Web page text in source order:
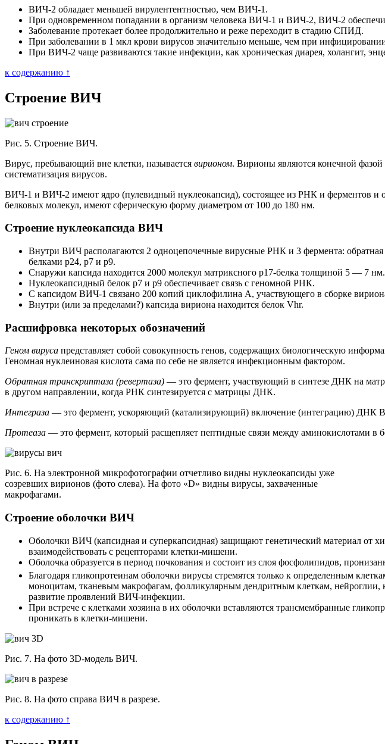
ВИЧ-2 обладает меньшей вирулентентностью, чем ВИЧ-1.
При одновременном попадании в организм человека ВИЧ-1 и ВИЧ-2, ВИЧ-2
Заболевание протекает более продолжительно и реже переходит в стадию СПИД.
При заболевании в 1 мкл крови вирусов значительно меньше, чем при
При ВИЧ-2 чаще развиваются такие инфекции, как хроническая диарея, холангит,
к содержанию ↑
Строение ВИЧ
Рис. 5. Строение ВИЧ.
Вирус, пребывающий вне клетки, называется вирионом. Вирионы являются конечной фазой
систематизация вирусов.
ВИЧ-1 и ВИЧ-2 имеют ядро (пулевидный нуклеокапсид), состоящее из РНК и ферментов и
белковых молекул, имеют сферическую форму диаметром от 100 до 180 нм.
Строение нуклеокапсида ВИЧ
Внутри ВИЧ располагаются 2 одноцепочечные вирусные РНК и 3 фермента: обратная
белками р24, р7 и р9.
Снаружи капсида находится 2000 молекул матриксного р17-белка толщиной 5 — 7
Нуклеокапсидный белок р7 и р9 обеспечивает связь с геномной РНК.
С капсидом ВИЧ-1 связано 200 копий циклофилина А, участвующего в сборке
Внутри (или за пределами?) капсида вириона находится белок Vhr.
Расшифровка некоторых обозначений
Геном вируса представляет собой совокупность генов, содержащих биологическую
Геномная нуклеиновая кислота сама по себе не является инфекционным фактором.
Обратная транскриптаза (ревертаза) — это фермент, участвующий в синтезе ДНК на
в другом направлении, когда РНК синтезируется с матрицы ДНК.
Интеграза — это фермент, ускоряющий (катализирующий) включение (интеграцию) ДНК
Протеаза — это фермент, который расщепляет пептидные связи между аминокислотами в
Рис. 6. На электронной микрофотографии отчетливо видны нуклеокапсиды уже
созревших вирионов (фото слева). На фото «D» видны вирусы, захваченные
макрофагами.
Строение оболочки ВИЧ
Оболочки ВИЧ (капсидная и суперкапсидная) защищают генетический материал от
взаимодействовать с рецепторами клетки-мишени.
Оболочка образуется в период почкования и состоит из слоя фосфолипидов,
Благодаря гликопротеинам оболочки вирусы стремятся только к определенным
моноцитам, тканевым макрофагам, фолликулярным дендритным клеткам,
развитие проявлений ВИЧ-инфекции.
При встрече с клетками хозяина в их оболочки вставляются трансмембранные
проникать в клетки-мишени.
Рис. 7. На фото 3D-модель ВИЧ.
Рис. 8. На фото справа ВИЧ в разрезе.
к содержанию ↑